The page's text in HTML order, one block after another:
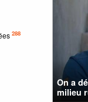
288
On a
milieu